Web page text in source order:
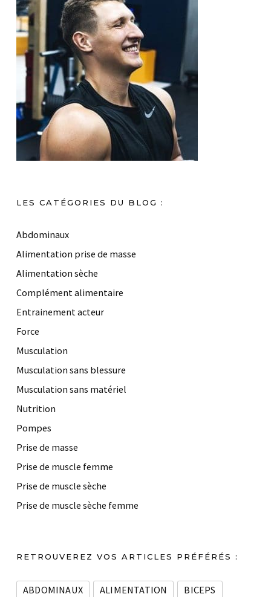
LES CATÉGORIES DU BLOG :
Abdominaux
Alimentation prise de masse
Alimentation sèche
Complément alimentaire
Entrainement acteur
Force
Musculation
Musculation sans blessure
Musculation sans matériel
Nutrition
Pompes
Prise de masse
Prise de muscle femme
Prise de muscle sèche
Prise de muscle sèche femme
RETROUVEREZ VOS ARTICLES PRÉFÉRÉS :
ABDOMINAUX ALIMENTATION
BICEPS